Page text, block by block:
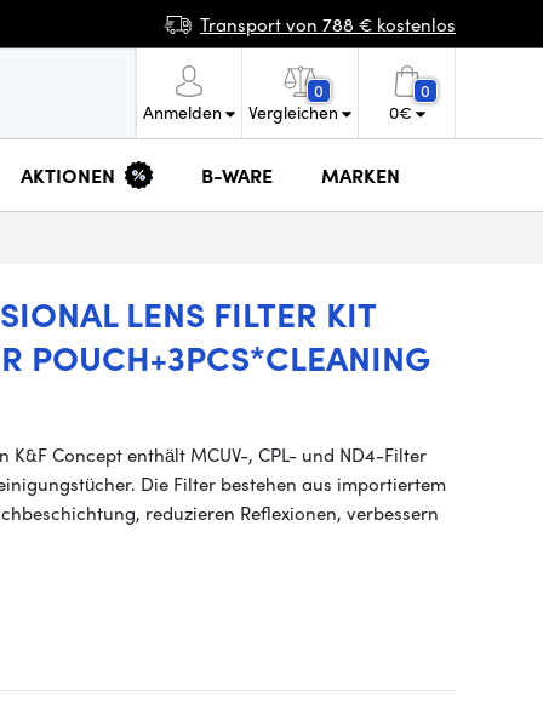
Transport von 788 € kostenlos
Anmelden
0
Vergleichen
0
0€
AKTIONEN B-WARE MARKEN
LENS FILTER KIT
POUCH+3PCS*CLEANING
Concept enthält MCUV-, CPL- und ND4-Filter
Die Filter bestehen aus importiertem
reduzieren Reflexionen, verbessern